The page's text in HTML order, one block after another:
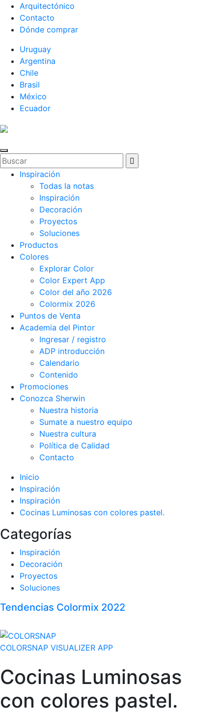
Arquitectónico
Contacto
Dónde comprar
Uruguay
Argentina
Chile
Brasil
México
Ecuador
Inspiración
Todas la notas
Inspiración
Decoración
Proyectos
Soluciones
Productos
Colores
Explorar Color
Color Expert App
Color del año 2026
Colormix 2026
Puntos de Venta
Academia del Pintor
Ingresar / registro
ADP introducción
Calendario
Contenido
Promociones
Conozca Sherwin
Nuestra historia
Sumate a nuestro equipo
Nuestra cultura
Política de Calidad
Contacto
Inicio
Inspiración
Inspiración
Cocinas Luminosas con colores pastel.
Categorías
Inspiración
Decoración
Proyectos
Soluciones
Tendencias Colormix 2022
COLORSNAP VISUALIZER APP
Cocinas Luminosas
con colores pastel.